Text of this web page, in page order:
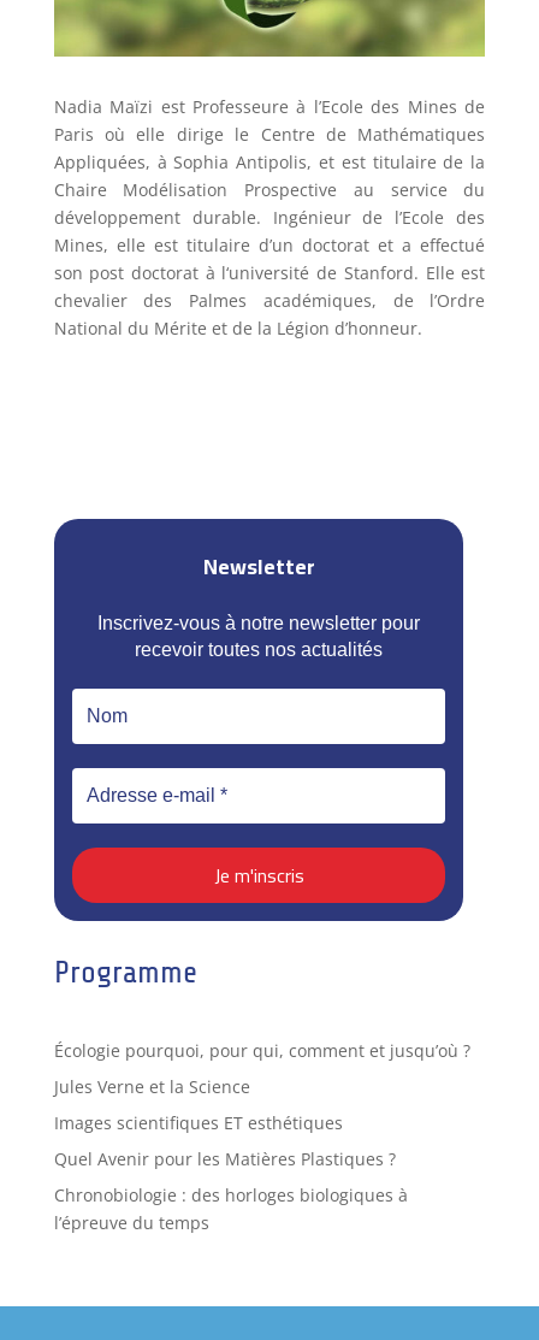
Nadia Maïzi est Professeure à l’Ecole des Mines de
Paris où elle dirige le Centre de Mathématiques
Appliquées, à Sophia Antipolis, et est titulaire de la
Chaire Modélisation Prospective au service du
développement durable. Ingénieur de l’Ecole des
Mines, elle est titulaire d’un doctorat et a effectué
son post doctorat à l‘université de Stanford. Elle est
chevalier des Palmes académiques, de l’Ordre
National du Mérite et de la Légion d’honneur.
Newsletter
Inscrivez-vous à notre newsletter pour
recevoir toutes nos actualités
Programme
Écologie pourquoi, pour qui, comment et jusqu’où ?
Jules Verne et la Science
Images scientifiques ET esthétiques
Quel Avenir pour les Matières Plastiques ?
Chronobiologie : des horloges biologiques à
l’épreuve du temps